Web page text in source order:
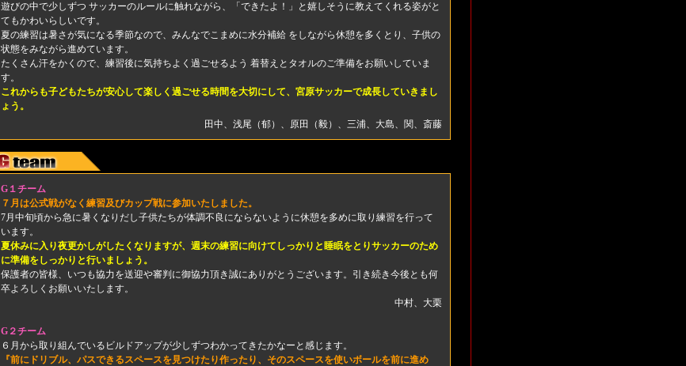
遊びの中で少しずつ サッカーのルールに触れながら、「できたよ！」と嬉しそうに教えてくれる姿がと
てもかわいらしいです。
夏の練習は暑さが気になる季節なので、みんなでこまめに水分補給 をしながら休憩を多くとり、子供の
状態をみながら進めています。
たくさん汗をかくので、練習後に気持ちよく過ごせるよう 着替えとタオルのご準備をお願いしていま
す。
これからも子どもたちが安心して楽しく過ごせる時間を大切にして、宮原サッカーで成長していきまし
ょう。
田中、浅尾（郁）、原田（毅）、三浦、大島、関、斎藤
G１チーム
７月は公式戦がなく練習及びカップ戦に参加いたしました。
7月中旬頃から急に暑くなりだし子供たちが体調不良にならないように休憩を多めに取り練習を行って
います。
夏休みに入り夜更かしがしたくなりますが、週末の練習に向けてしっかりと睡眠をとりサッカーのため
に準備をしっかりと行いましょう。
保護者の皆様、いつも協力を送迎や審判に御協力頂き誠にありがとうございます。引き続き今後とも何
卒よろしくお願いいたします。
中村、大栗
G２チーム
６月から取り組んでいるビルドアップが少しずつわかってきたかなーと感じます。
『前にドリブル、パスできるスペースを見つけたり作ったり、そのスペースを使いボールを前に進め